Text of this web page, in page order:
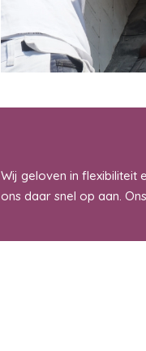
Wij geloven in flexibiliteit
ons daar snel op aan.